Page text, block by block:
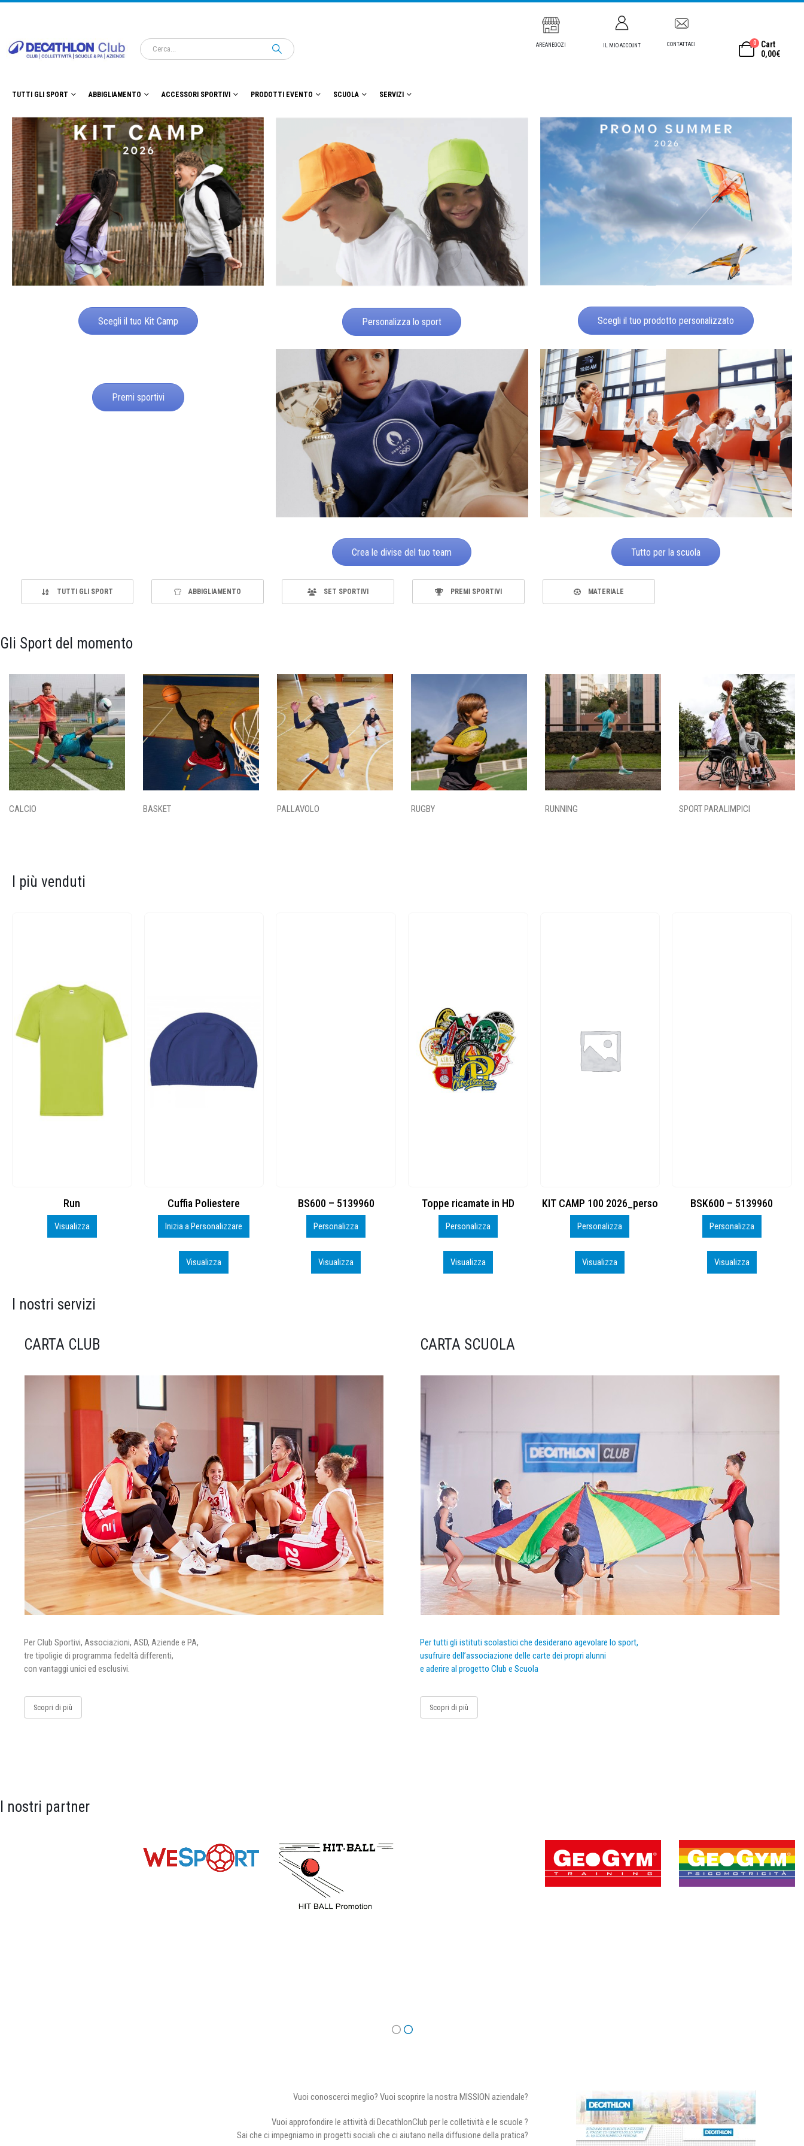
AREANEGOZI IL MIO ACCOUNT CONTATTACI 0
Cart
0,00€
TUTTI GLI SPORT ABBIGLIAMENTO ACCESSORI SPORTIVI PRODOTTI EVENTO SCUOLA SERVIZI
Scegli il tuo Kit Camp Personalizza lo sport Scegli il tuo prodotto personalizzato
Premi sportivi
Crea le divise del tuo team Tutto per la scuola
TUTTI GLI SPORT ABBIGLIAMENTO SET SPORTIVI PREMI SPORTIVI MATERIALE
Gli Sport del momento
CALCIO BASKET PALLAVOLO RUGBY RUNNING SPORT PARALIMPICI
I più venduti
Cuffia Poliestere
Inizia a Personalizzare
BS600 – 5139960
Personalizza
Visualizza
Toppe ricamate in HD
Personalizza
Visualizza
KIT CAMP 100 2026_perso
Personalizza
Visualizza
BSK600 – 5139960
Personalizza
Visualizza
DTF
Personalizza
Visualizza
I nostri servizi
CARTA CLUB
Per Club Sportivi, Associazioni, ASD, Aziende e PA,
tre tipoligie di programma fedeltà differenti,
con vantaggi unici ed esclusivi.
Scopri di più
CARTA SCUOLA
Per tutti gli istituti scolastici che desiderano agevolare lo sport,
usufruire dell’associazione delle carte dei propri alunni
e aderire al progetto Club e Scuola
Scopri di più
I nostri partner
Vuoi conoscerci meglio? Vuoi scoprire la nostra MISSION aziendale?
Vuoi approfondire le attività di DecathlonClub per le colletività e le scuole ?
Sai che ci impegniamo in progetti sociali che ci aiutano nella diffusione della pratica?